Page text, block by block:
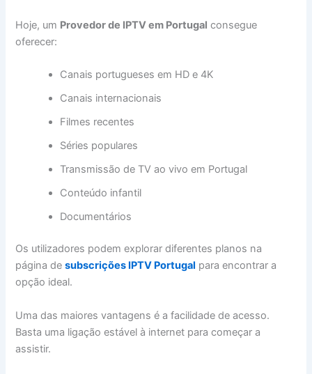
Hoje, um Provedor de IPTV em Portugal consegue
oferecer:
Canais portugueses em HD e 4K
Canais internacionais
Filmes recentes
Séries populares
Transmissão de TV ao vivo em Portugal
Conteúdo infantil
Documentários
Os utilizadores podem explorar diferentes planos na
página desubscrições IPTV Portugal para encontrar a
opção ideal.
Uma das maiores vantagens é a facilidade de acesso.
Basta uma ligação estável à internet para começar a
assistir.